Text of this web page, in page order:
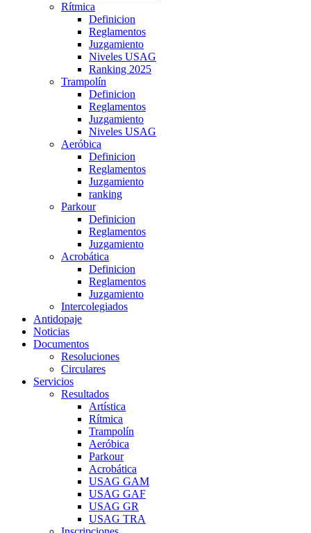
Rítmica
Definicion
Reglamentos
Juzgamiento
Niveles USAG
Ranking 2025
Trampolín
Definicion
Reglamentos
Juzgamiento
Niveles USAG
Aeróbica
Definicion
Reglamentos
Juzgamiento
ranking
Parkour
Definicion
Reglamentos
Juzgamiento
Acrobática
Definicion
Reglamentos
Juzgamiento
Intercolegiados
Antidopaje
Noticias
Documentos
Resoluciones
Circulares
Servicios
Resultados
Artística
Rítmica
Trampolín
Aeróbica
Parkour
Acrobática
USAG GAM
USAG GAF
USAG GR
USAG TRA